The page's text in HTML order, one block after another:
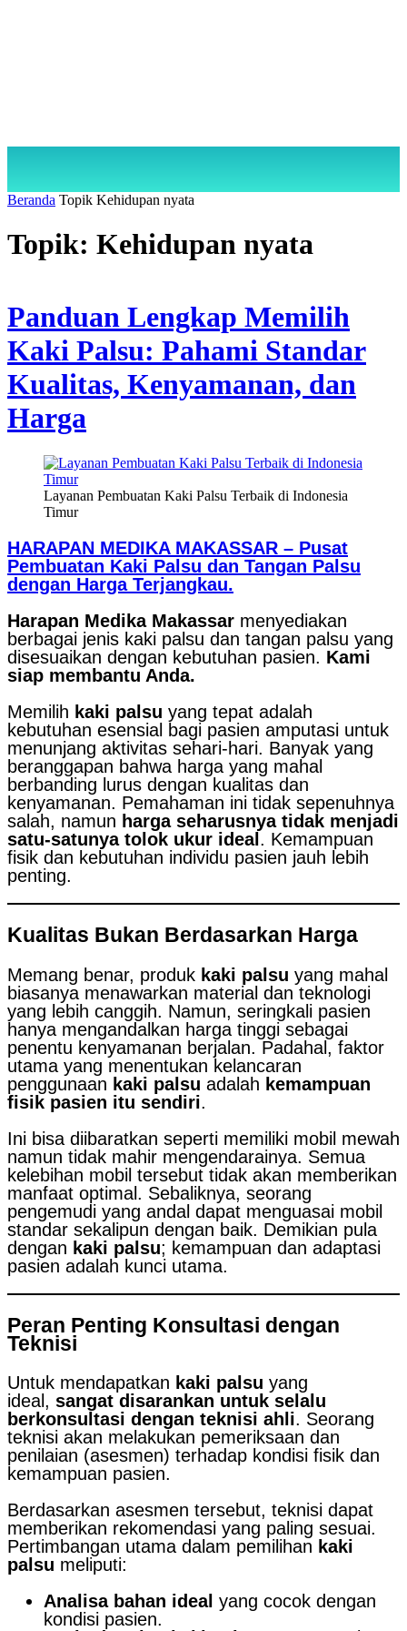
Beranda Topik Kehidupan nyata
Topik: Kehidupan nyata
Panduan Lengkap Memilih
Kaki Palsu: Pahami Standar
Kualitas, Kenyamanan, dan
Harga
Layanan Pembuatan Kaki Palsu Terbaik di Indonesia
Timur
HARAPAN MEDIKA MAKASSAR – Pusat
Pembuatan Kaki Palsu dan Tangan Palsu
dengan Harga Terjangkau.
Harapan Medika Makassar menyediakan
berbagai jenis kaki palsu dan tangan palsu yang
disesuaikan dengan kebutuhan pasien. Kami
siap membantu Anda.
Memilih kaki palsu yang tepat adalah
kebutuhan esensial bagi pasien amputasi untuk
menunjang aktivitas sehari-hari. Banyak yang
beranggapan bahwa harga yang mahal
berbanding lurus dengan kualitas dan
kenyamanan. Pemahaman ini tidak sepenuhnya
salah, namun harga seharusnya tidak menjadi
satu-satunya tolok ukur ideal . Kemampuan
fisik dan kebutuhan individu pasien jauh lebih
penting.
Kualitas Bukan Berdasarkan Harga
Memang benar, produk kaki palsu yang mahal
biasanya menawarkan material dan teknologi
yang lebih canggih. Namun, seringkali pasien
hanya mengandalkan harga tinggi sebagai
penentu kenyamanan berjalan. Padahal, faktor
utama yang menentukan kelancaran
penggunaan kaki palsu adalah kemampuan
fisik pasien itu sendiri.
Ini bisa diibaratkan seperti memiliki mobil mewah
namun tidak mahir mengendarainya. Semua
kelebihan mobil tersebut tidak akan memberikan
manfaat optimal. Sebaliknya, seorang
pengemudi yang andal dapat menguasai mobil
standar sekalipun dengan baik. Demikian pula
dengan kaki palsu; kemampuan dan adaptasi
pasien adalah kunci utama.
Peran Penting Konsultasi dengan
Teknisi
Untuk mendapatkan kaki palsu yang
ideal, sangat disarankan untuk selalu
berkonsultasi dengan teknisi ahli. Seorang
teknisi akan melakukan pemeriksaan dan
penilaian (asesmen) terhadap kondisi fisik dan
kemampuan pasien.
Berdasarkan asesmen tersebut, teknisi dapat
memberikan rekomendasi yang paling sesuai.
Pertimbangan utama dalam pemilihan kaki
palsu meliputi:
Analisa bahan ideal yang cocok dengan
kondisi pasien.